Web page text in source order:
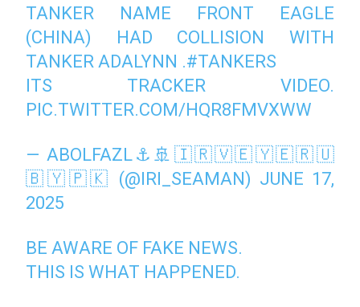
TANKER NAME FRONT EAGLE
(CHINA) HAD COLLISION WITH
TANKER ADALYNN .#TANKERS
ITS TRACKER VIDEO.
PIC.TWITTER.COM/HQR8FMVXWW
— ABOLFAZL⚓🚢🇮🇷🇻🇪🇾🇪🇷🇺
🇧🇾🇵🇰 (@IRI_SEAMAN) JUNE 17,
2025
BE AWARE OF FAKE NEWS.
THIS IS WHAT HAPPENED.